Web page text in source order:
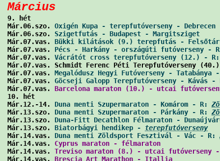
Március
9. hét
Már.06.szo. Oxigén Kupa - terepfutóverseny -
Már.06.szo. Szigetfutás - Budapest - Margitsziget
Már.07.vas. Bükki kilátások (9.) terepfutás -
Már.07.vas. Pécs - Harkány - országúti futóverseny -
Már.07.vas. Vácrátót cross terepfutóverseny (12.) -
Már.07.vas. Schmidt Ferenc Péti
Már.07.vas. Megalódusz Hegyi Futóverseny -
Már.07.vas. Göcseji Galopp Terepfutóverseny - Kávás -
Már.07.vas. Barcelona maraton (10.) - utcai
10. hét
Már.12.-14. Duna menti Szupermaraton - Komárom - R:
Már.13.szo. Duna menti Szupermaraton - Párkány - R:
Már.13.szo. Duna-Fitt Decathlon Félmaraton -
Már.13.szo. Biatorbágyi hendikep - terepfutóverseny
Már.14.vas. Duna menti Zöldsport Fesztivál - Vác - R:
Már.14.vas. Cyprus maraton - félmaraton
Már.14.vas. Treviso maraton (8.) - utcai
Már.14.vas. Brescia Art Marathon - Itallia